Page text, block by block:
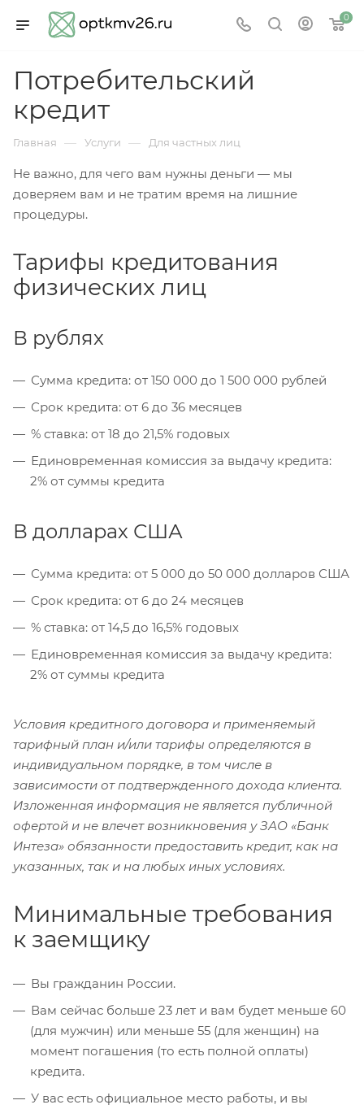
0
Потребительский
кредит
Главная — Услуги — Для частных лиц
Не важно, для чего вам нужны деньги — мы
доверяем вам и не тратим время на лишние
процедуры.
Тарифы кредитования
физических лиц
В рублях
Сумма кредита: от 150 000 до 1 500 000 рублей
Срок кредита: от 6 до 36 месяцев
% ставка: от 18 до 21,5% годовых
Единовременная комиссия за выдачу кредита:
2% от суммы кредита
В долларах США
Сумма кредита: от 5 000 до 50 000 долларов США
Срок кредита: от 6 до 24 месяцев
% ставка: от 14,5 до 16,5% годовых
Единовременная комиссия за выдачу кредита:
2% от суммы кредита
Условия кредитного договора и применяемый
тарифный план и/или тарифы определяются в
индивидуальном порядке, в том числе в
зависимости от подтвержденного дохода клиента.
Изложенная информация не является публичной
офертой и не влечет возникновения у ЗАО «Банк
Интеза» обязанности предоставить кредит, как на
указанных, так и на любых иных условиях.
Минимальные требования
к заемщику
Вы гражданин России.
Вам сейчас больше 23 лет и вам будет меньше 60
(для мужчин) или меньше 55 (для женщин) на
момент погашения (то есть полной оплаты)
кредита.
У вас есть официальное место работы, и вы